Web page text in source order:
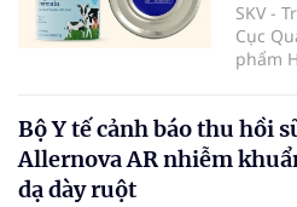
SKV -
Cục
phẩm
toàn
tiếp
tốc
Bộ Y tế cảnh báo thu hồi
Allernova AR nhiễm
dạ dày ruột